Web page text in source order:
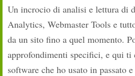
Un incrocio di analisi e lettura di
Analytics, Webmaster Tools e
da un sito fino a quel momento.
approfondimenti specifici, e qui
software che ho usato in passato